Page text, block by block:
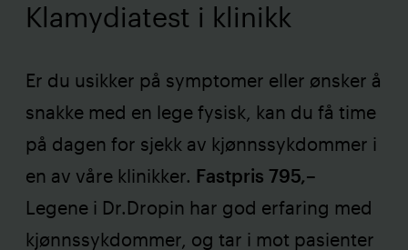
Klamydiatest i klinikk
Er du usikker på symptomer eller ønsker å
snakke med en lege fysisk, kan du få time
på dagen for sjekk av kjønnssykdommer i
en av våre klinikker. Fastpris 795,–
Legene i Dr.Dropin har god erfaring med
kjønnssykdommer, og tar i mot pasienter